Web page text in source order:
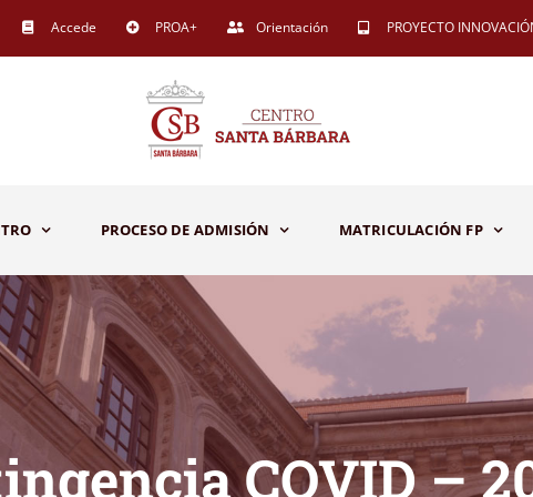
Accede PROA+ Orientación PROYECTO
PROCESO DE ADMISIÓN MATRICULACIÓN FP
COVID –